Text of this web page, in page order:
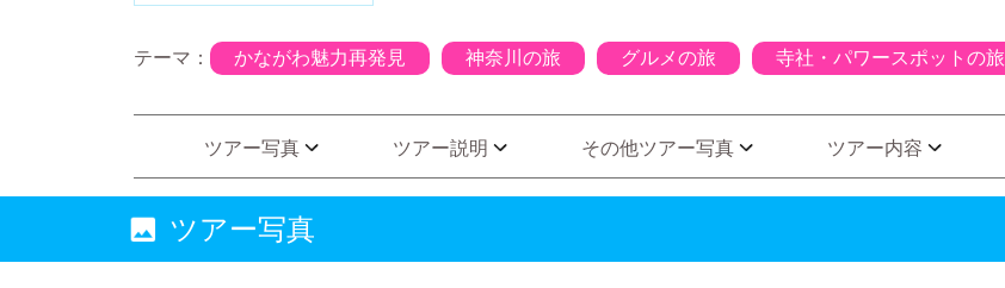
テーマ： かながわ魅力再発見 神奈川の旅 グルメの旅 寺社・パワースポットの旅
ツアー写真 ツアー説明 その他ツアー写真 ツアー内容
ツアー写真